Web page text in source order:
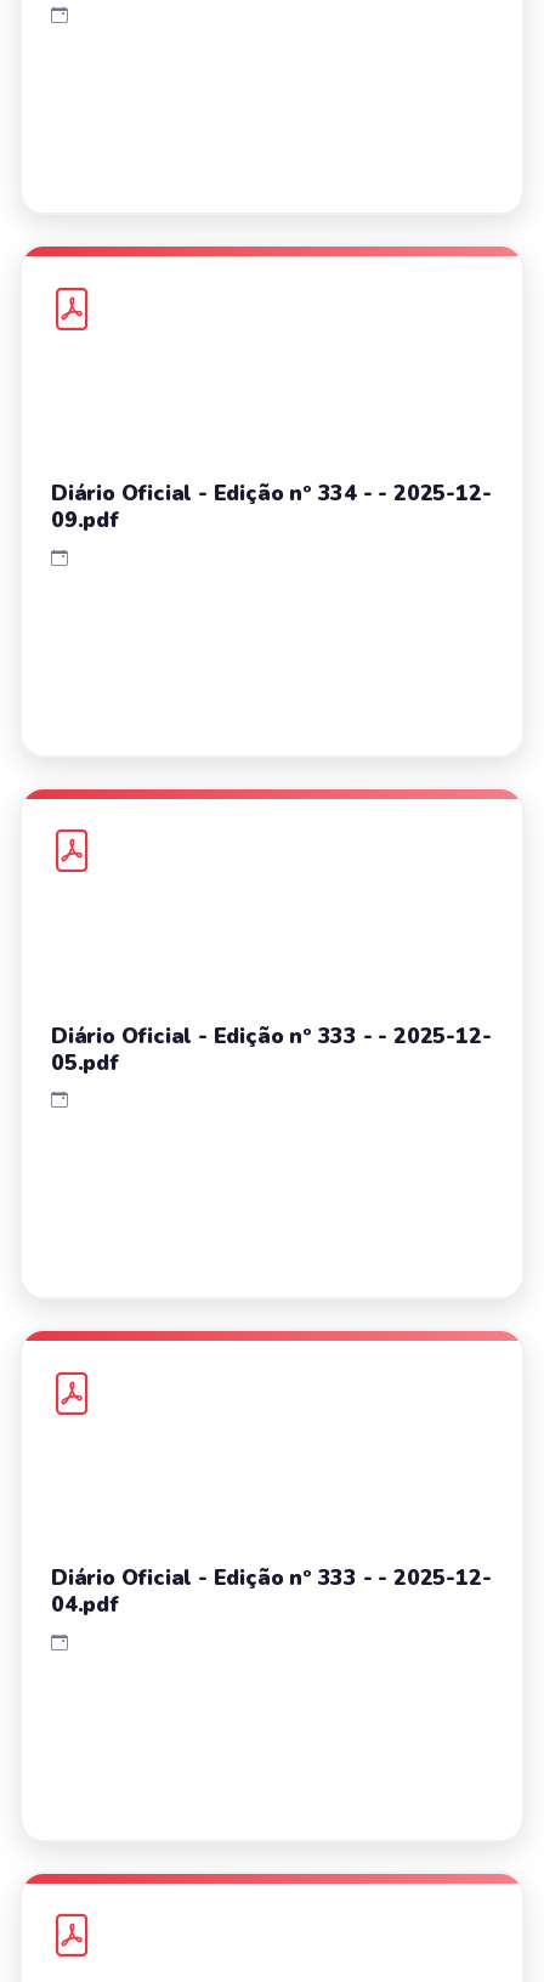
Diário Oficial - Edição nº 334 - - 2025-12-
09.pdf
Diário Oficial - Edição nº 333 - - 2025-12-
05.pdf
Diário Oficial - Edição nº 333 - - 2025-12-
04.pdf